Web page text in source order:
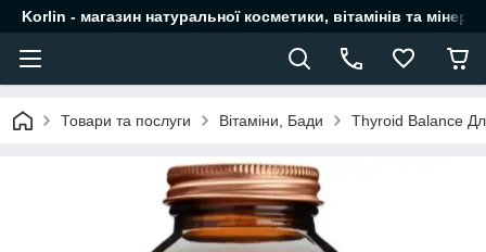
Korlin - магазин натуральної косметики, вітамінів та
Товари та послуги Вітаміни, Бади Thyroid Balance